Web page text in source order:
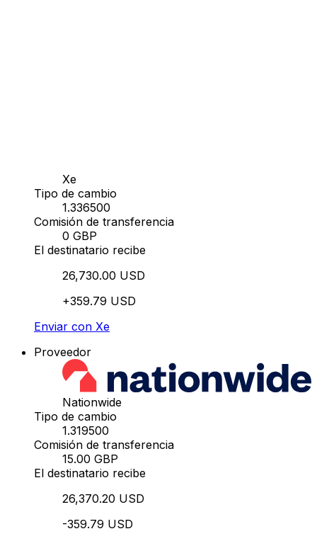
Xe
Tipo de cambio
1.336500
Comisión de transferencia
0 GBP
El destinatario recibe
26,730.00 USD
+359.79 USD
Enviar con Xe
Proveedor
Nationwide
Tipo de cambio
1.319500
Comisión de transferencia
15.00 GBP
El destinatario recibe
26,370.20 USD
-359.79 USD